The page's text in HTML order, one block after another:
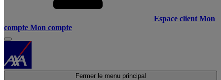
Espace client Mon
compte Mon compte
Fermer le menu principal